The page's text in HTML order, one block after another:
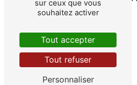
sur ceux que vous
souhaitez activer
Tout accepter
Tout refuser
Personnaliser